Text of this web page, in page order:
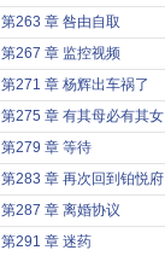
第263 章 咎由自取
第267 章 监控视频
第271 章 杨辉出车祸了
第275 章 有其母必有其女
第279 章 等待
第283 章 再次回到铂悦府
第287 章 离婚协议
第291 章 迷药